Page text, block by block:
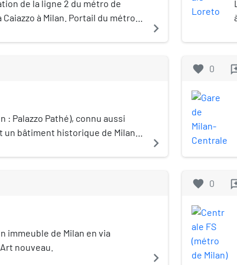
de la ligne 2 du métro de
Caiazzo à Milan. Portail du métro
navigate_next
: Palazzo Pathé), connu aussi
un bâtiment historique de Milan
navigate_next
immeuble de Milan en via
nouveau.
navigate_next
favorite 0
favorite 0